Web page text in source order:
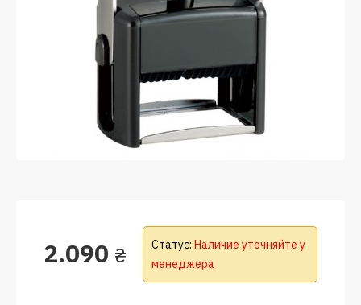
2.090 ₴ Статус: Наличие уточняйте у
менеджера